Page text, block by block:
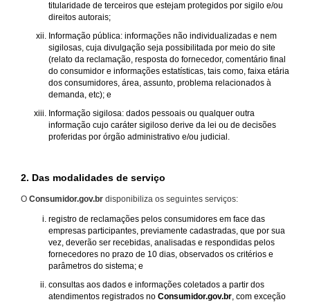
titularidade de terceiros que estejam protegidos por sigilo e/ou
direitos autorais;
Informação pública: informações não individualizadas e nem
sigilosas, cuja divulgação seja possibilitada por meio do site
(relato da reclamação, resposta do fornecedor, comentário final
do consumidor e informações estatísticas, tais como, faixa etária
dos consumidores, área, assunto, problema relacionados à
demanda, etc); e
Informação sigilosa: dados pessoais ou qualquer outra
informação cujo caráter sigiloso derive da lei ou de decisões
proferidas por órgão administrativo e/ou judicial.
2. Das modalidades de serviço
O Consumidor.gov.br disponibiliza os seguintes serviços:
registro de reclamações pelos consumidores em face das
empresas participantes, previamente cadastradas, que por sua
vez, deverão ser recebidas, analisadas e respondidas pelos
fornecedores no prazo de 10 dias, observados os critérios e
parâmetros do sistema; e
consultas aos dados e informações coletados a partir dos
atendimentos registrados no Consumidor.gov.br , com exceção